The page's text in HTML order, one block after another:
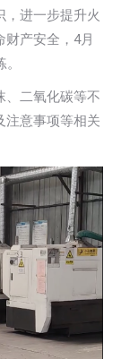
，进一步提升火
产安全，4月
、二氧化碳等不
注意事项等相关